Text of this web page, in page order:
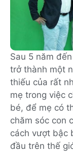
Sau 5 năm
trở thành một
thiếu của rất
mẹ trong việc
bé, để mẹ có
chăm sóc con
cách vượt bậc
đầu trên thế